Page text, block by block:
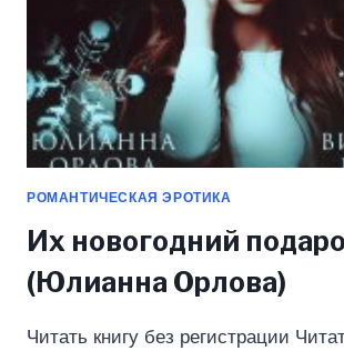
РОМАНТИЧЕСКАЯ ЭРОТИКА
Их новогодний
(Юлианна Орлова)
Читать книгу без регистрации